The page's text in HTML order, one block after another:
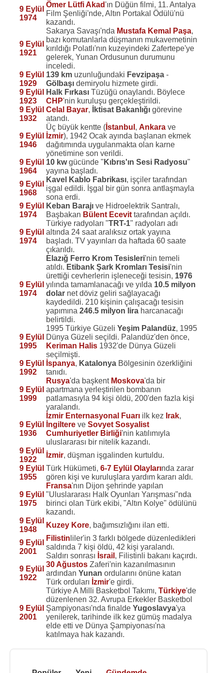
9 Eylül
1974
Ömer Lütfi Akad'ın Düğün filmi, 11. Antalya
Film Şenliği'nde, Altın Portakal Ödülü'nü
kazandı.
9 Eylül
1921
Sakarya Savaşı'nda Mustafa Kemal Paşa,
bazı komutanlarla düşmanın mukavemetinin
kırıldığı Polatlı'nın kuzeyindeki Zafertepe'ye
gelerek, Yunan Ordusunun durumunu
inceledi.
9 Eylül
1929
139 km uzunluğundaki Fevzipaşa -
Gölbaşı demiryolu hizmete girdi.
9 Eylül
1923
Halk Fırkası Tüzüğü onaylandı. Böylece
CHP'nin kuruluşu gerçekleştirildi.
9 Eylül
1932
Celal Bayar, İktisat Bakanlığı görevine
atandı.
9 Eylül
1946
Üç büyük kentte ( İstanbul ,Ankara ve
İzmir), 1942 Ocak ayında başlanan ekmek
dağıtımında uygulanmakta olan karne
yönetimine son verildi.
9 Eylül
1964
10 kwgücünde " Kıbrıs'ın Sesi Radyosu"
yayına başladı.
9 Eylül
1968
Kavel Kablo Fabrikası, işçiler tarafından
işgal edildi. İşgal bir gün sonra antlaşmayla
sona erdi.
9 Eylül
1974
Keban Barajı ve Hidroelektrik Santralı,
Başbakan Bülent Ecevit tarafından açıldı.
9 Eylül
1974
Türkiye radyoları "TRT-1" radyoları adı
altında 24 saat aralıksız ortak yayına
başladı. TV yayınları da haftada 60 saate
çıkarıldı.
9 Eylül
1974
Elazığ Ferro Krom Tesisleri'nin temeli
atıldı. Etibank Şark Kromları Tesisi'nin
ürettiği cevherlerin işleneceği tesisin, 1976
yılında tamamlanacağı ve yılda 10.5 milyon
dolar net döviz geliri sağlayacağı
kaydedildi. 210 kişinin çalışacağı tesisin
yapımına246.5 milyon lira harcanacağı
belirtildi.
9 Eylül
1995
1995 Türkiye GüzeliYeşim Palandüz, 1995
Dünya Güzeli seçildi. Palandüz'den önce,
Keriman Halis 1932'de Dünya Güzeli
seçilmişti.
9 Eylül
1992
İspanya, Katalonya Bölgesinin özerkliğini
tanıdı.
9 Eylül
1999
Rusya'da başkent Moskova'da bir
apartmana yerleştirilen bombanın
patlamasıyla 94 kişi öldü, 200'den fazla kişi
yaralandı.
9 Eylül
1936
İzmir Enternasyonal Fuarı ilk kez Irak,
İngiltere veSovyet Sosyalist
Cumhuriyetler Birliği'nin katılımıyla
uluslararası bir nitelik kazandı.
9 Eylül
1922
İzmir, düşman işgalinden kurtuldu.
9 Eylül
1955
Türk Hükümeti,6-7 Eylül Olaylarında zarar
gören kişi ve kuruluşlara yardım kararı aldı.
9 Eylül
1975
Fransa'nın Dijon şehrinde yapılan
"Uluslararası Halk Oyunları Yarışması"nda
birinci olan Türk ekibi, "Altın Kolye" ödülünü
kazandı.
9 Eylül
1948
Kuzey Kore, bağımsızlığını ilan etti.
9 Eylül
2001
Filistin liler'in 3 farklı bölgede düzenledikleri
saldırıda 7 kişi öldü, 42 kişi yaralandı.
Saldırı sonrası İsrail , Filistinli bakanı kaçırdı.
9 Eylül
1922
30 Ağustos Zaferi'nin kazanılmasının
ardındanYunan ordularını önüne katan
Türk orduları İzmir'e girdi.
9 Eylül
2001
Türkiye A Milli Basketbol Takımı,Türkiye'de
düzenlenen 32. Avrupa Erkekler Basketbol
Şampiyonası'nda finaldeYugoslavya'ya
yenilerek, tarihinde ilk kez gümüş madalya
elde etti ve Dünya Şampiyonası'na
katılmaya hak kazandı.